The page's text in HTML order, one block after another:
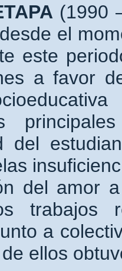
(1990
el
este
a favor
del
del amor
trabajos
a
ellos